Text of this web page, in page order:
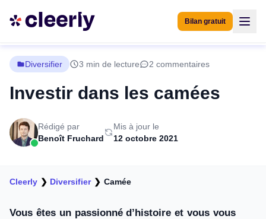
Bilan gratuit
Diversifier 3 min de lecture 2 commentaires
Investir dans les camées
Rédigé par
Benoît Fruchard
Mis à jour le
12 octobre 2021
Cleerly ❯ Diversifier❯ Camée
Vous êtes un passionné d’histoire et vous vous